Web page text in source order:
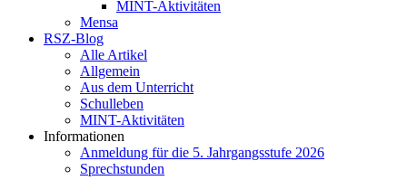
MINT-Aktivitäten
Mensa
RSZ-Blog
Alle Artikel
Allgemein
Aus dem Unterricht
Schulleben
MINT-Aktivitäten
Informationen
Anmeldung für die 5. Jahrgangsstufe 2026
Sprechstunden